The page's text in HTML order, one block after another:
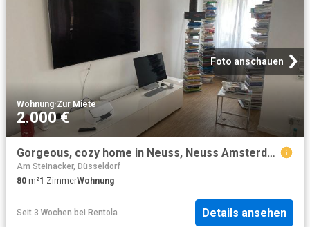
Foto anschauen
Wohnung·Zur Miete
2.000 €
Gorgeous, cozy home in Neuss, Neuss Amsterdam Apartments for Rent
Am Steinacker, Düsseldorf
80 m²1 ZimmerWohnung
Seit 3 Wochen bei Rentola Details ansehen